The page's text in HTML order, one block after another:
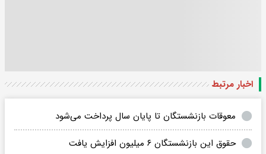
اخبار مرتبط
معوقات بازنشستگان تا پایان سال پرداخت می‌شود
حقوق این بازنشستگان ۶ میلیون افزایش یافت